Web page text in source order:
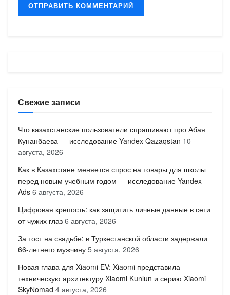
Свежие записи
Что казахстанские пользователи спрашивают про Абая
Кунанбаева — исследование Yandex Qazaqstan 10
августа, 2026
Как в Казахстане меняется спрос на товары для школы
перед новым учебным годом — исследование Yandex
Ads 6 августа, 2026
Цифровая крепость: как защитить личные данные в сети
от чужих глаз 6 августа, 2026
За тост на свадьбе: в Туркестанской области задержали
66-летнего мужчину 5 августа, 2026
Новая глава для Xiaomi EV: Xiaomi представила
техническую архитектуру Xiaomi Kunlun и серию Xiaomi
SkyNomad 4 августа, 2026